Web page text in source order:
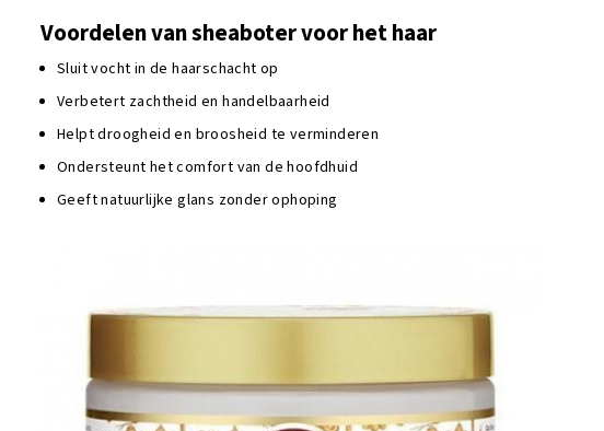
Voordelen van sheaboter voor het haar
Sluit vocht in de haarschacht op
Verbetert zachtheid en handelbaarheid
Helpt droogheid en broosheid te verminderen
Ondersteunt het comfort van de hoofdhuid
Geeft natuurlijke glans zonder ophoping